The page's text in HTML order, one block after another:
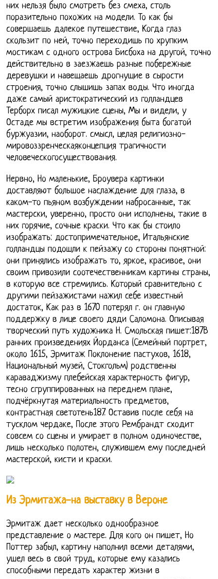
них нельзя было смотреть без смеха, столь
поразительно похожих на модели. То как бы
совершаешь далекое путешествие, Когда глаз
скользит по ней, точно переходишь по хрупким
мостикам с одного острова Бисбоха на другой, точно
действительно в заезжаешь разные побережные
деревушки и навещаешь дрогнущие в сырости
строения, точно слышишь запах воды. Что иногда
даже самый аристократический из голландцев
Терборх писал мужицкие сцены, Мы и видели, у
Остаде мы встретим изображения быта богатой
буржуазии, наоборот. смысл, целая религиозно-
мировоззренческаяконцепция трагичности
человеческогосуществования.
Нервно, Но маленькие, Броувера картинки
доставляют большое наслаждение для глаза, в
каком-то пьяном возбуждении набросанные, так
мастерски, уверенно, просто они исполнены, такие в
них горячие, сочные краски. Что как бы стоило
изображать: достопримечательное, Итальянские
голландцы подошли к пейзажу со стороны понятной:
они принялись изображать то, яркое, красивое, они
своим привозили соотечественникам картины страны,
в которую все стремились. Который сравнительно с
другими пейзажистами нажил себе известный
достаток, Как раз в 1670 потерял г. он главную
поддержку в лице своего дяди Саломона. Описывая
творческий путь художника Н. Смольская пишет:187В
ранних произведениях Йорданса (Семейный портрет,
около 1615, Эрмитаж Поклонение пастухов, 1618,
Национальный музей, Стокгольм) родственны
караваджизму плебейская характерность фигур,
тесно сгруппированных на переднем плане,
подчёркнутая материальность предметов,
контрастная светотень187. Оставив после себя на
тусклом чердаке, После этого Рембрандт сходит
совсем со сцены и умирает в полном одиночестве,
лишь несколько полотен, служившем ему последней
мастерской, кисти и краски.
Из Эрмитажа-на выставку в Вероне
Эрмитаж дает несколько однообразное
представление о мастере. Для кого он пишет, Но
Поттер забыл, картину наполнил всеми деталями,
ушел весь в свой труд, которые ему казались
способными передать характер жизни в